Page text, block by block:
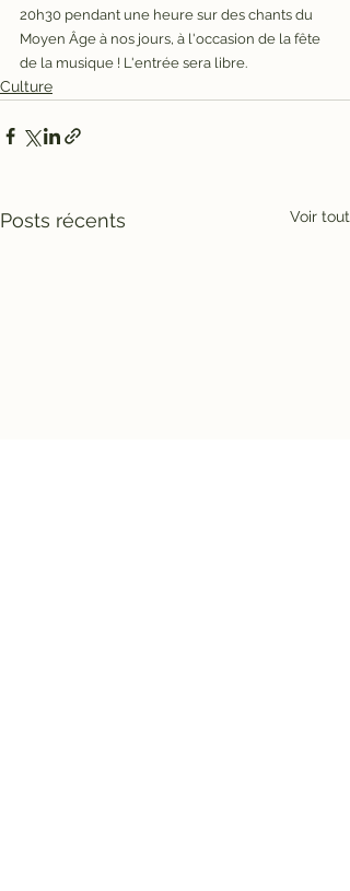
20h30 pendant une heure sur des chants du
Moyen Âge à nos jours, à l'occasion de la fête
de la musique ! L'entrée sera libre.
Culture
Posts récents Voir tout